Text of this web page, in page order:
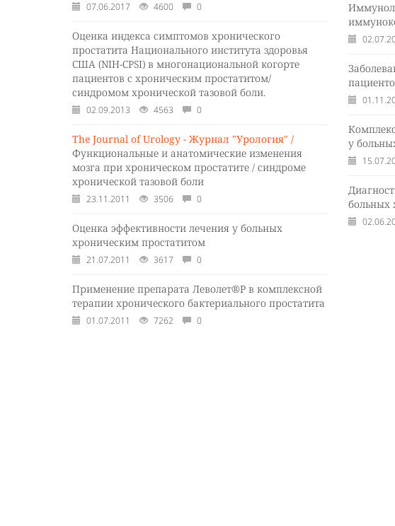
07.06.2017 4600 0
Оценка индекса симптомов хронического
простатита Национального института здоровья
США (NIH-CPSI) в многонациональной когорте
пациентов с хроническим простатитом/
синдромом хронической тазовой боли.
02.09.2013 4563 0
The Journal of Urology - Журнал "Урология" /
Функциональные и анатомические изменения
мозга при хроническом простатите / синдроме
хронической тазовой боли
23.11.2011 3506 0
Оценка эффективности лечения у больных
хроническим простатитом
21.07.2011 3617 0
Применение препарата Леволет®Р в комплексной
терапии хронического бактериального простатита
01.07.2011 7262 0
у
больных